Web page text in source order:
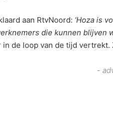
aan RtvNoord: ‘Hoza is
die kunnen blijven
de loop van de tijd
-